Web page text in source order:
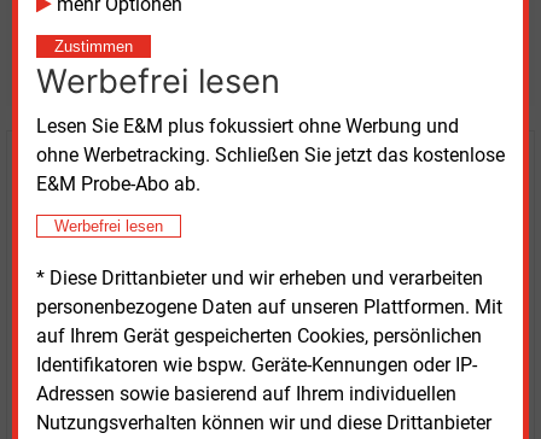
Zustimmen
Werbefrei lesen
Lesen Sie E&M plus fokussiert ohne Werbung und
ohne Werbetracking. Schließen Sie jetzt das kostenlose
E&M Probe-Abo ab.
Werbefrei lesen
* Diese Drittanbieter und wir erheben und verarbeiten
personenbezogene Daten auf unseren Plattformen. Mit
auf Ihrem Gerät gespeicherten Cookies, persönlichen
Identifikatoren wie bspw. Geräte-Kennungen oder IP-
Adressen sowie basierend auf Ihrem individuellen
Nutzungsverhalten können wir und diese Drittanbieter
Möchten Sie diese und
weitere Nachrichten lesen?
Kaufen Sie den Artikel
erhalten Sie sofort diesen redaktionellen Beitrag für